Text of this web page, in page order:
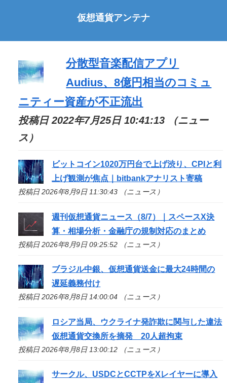
仮想通貨アンテナ
分散型音楽配信アプリ
Audius、8億円相当のコミュ
ニティー資産が不正流出
投稿日 2022年7月25日 10:41:13 （ニュー
ス）
ビットコイン1020万円台で上げ渋り、CPIと利
上げ観測が焦点｜bitbankアナリスト寄稿
投稿日 2026年8月9日 11:30:43 （ニュース）
週刊仮想通貨ニュース（8/7）｜スペースX決
算・相場分析・金融庁の規制対応のまとめ
投稿日 2026年8月9日 09:25:52 （ニュース）
ブラジル中銀、仮想通貨送金に最大24時間の
遅延義務付け
投稿日 2026年8月8日 14:00:04 （ニュース）
ロシア当局、ウクライナ発詐欺に関与した違法
仮想通貨交換所を摘発 20人超拘束
投稿日 2026年8月8日 13:00:12 （ニュース）
サークル、USDCとCCTPをXレイヤーに導入